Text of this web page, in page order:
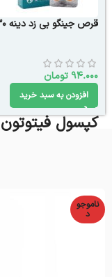
قرص جینگو بی زد دینه 30 عددی
94.000 تومان
افزودن به سبد خرید
کپسول فیتوتون گل
ناموجو
د